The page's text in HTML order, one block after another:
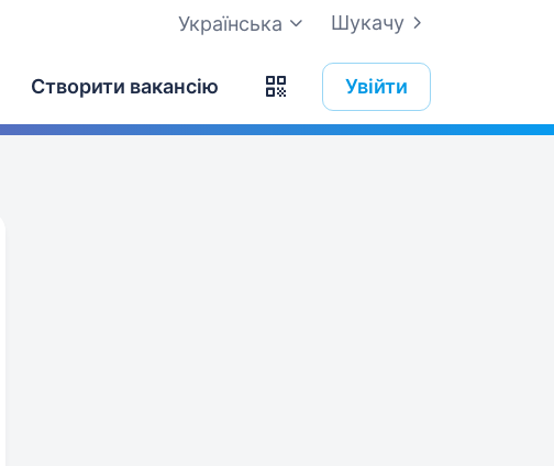
Шукачу
Українська
Створити вакансію Увійти